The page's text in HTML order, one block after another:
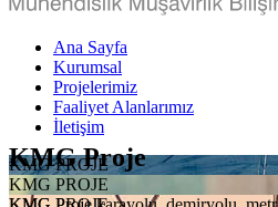
Ana Sayfa
Kurumsal
Projelerimiz
Faaliyet Alanlarımız
İletişim
KMG PROJE
KMG PROJE
KMG Proje